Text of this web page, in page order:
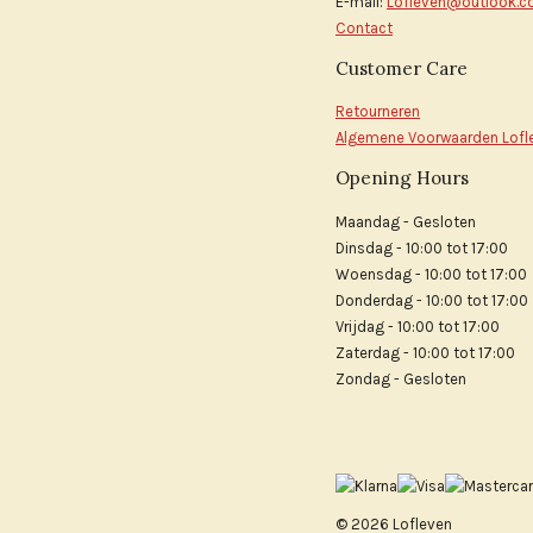
Contact
Customer Care
Retourneren
Algemene Voorwaarden
Opening Hours
Maandag - Gesloten
Dinsdag - 10:00 tot 17:00
Woensdag - 10:00 tot 17:00
Donderdag - 10:00 tot 17:00
Vrijdag - 10:00 tot 17:00
Zaterdag - 10:00 tot 17:00
Zondag - Gesloten
© 2026 Lofleven